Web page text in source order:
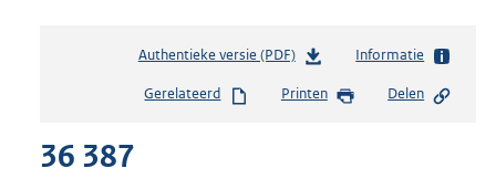
Authentieke versie (PDF)b
s
Informatie
Gerelateerd Printen Delen
36 387